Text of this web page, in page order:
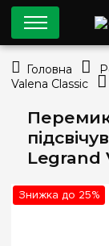
Legrand
Знижка до 25%
Головна
Valena Classic